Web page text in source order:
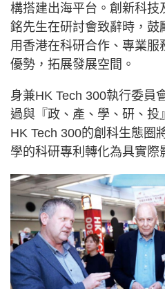
構搭建出海平台。創新科技
銘先生在研討會致辭時，鼓
用香港在科研合作、專業
優勢，拓展發展空間。
身兼HK Tech 300執行委員
過與『政、產、學、研、投
HK Tech 300的創科生態圈
學的科研專利轉化為具實際